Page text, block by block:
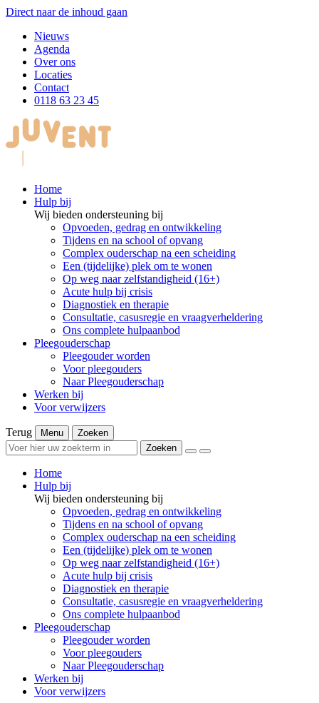
Direct naar de inhoud gaan
Nieuws
Agenda
Over ons
Locaties
Contact
0118 63 23 45
Home
Hulp bij
Wij bieden ondersteuning bij
Opvoeden, gedrag en ontwikkeling
Tijdens en na school of opvang
Complex ouderschap na een scheiding
Een (tijdelijke) plek om te wonen
Op weg naar zelfstandigheid (16+)
Acute hulp bij crisis
Diagnostiek en therapie
Consultatie, casusregie en vraagverheldering
Ons complete hulpaanbod
Pleegouderschap
Pleegouder worden
Voor pleegouders
Naar Pleegouderschap
Werken bij
Voor verwijzers
Terug Menu
Zoeken
Zoeken
Home
Hulp bij
Wij bieden ondersteuning bij
Opvoeden, gedrag en ontwikkeling
Tijdens en na school of opvang
Complex ouderschap na een scheiding
Een (tijdelijke) plek om te wonen
Op weg naar zelfstandigheid (16+)
Acute hulp bij crisis
Diagnostiek en therapie
Consultatie, casusregie en vraagverheldering
Ons complete hulpaanbod
Pleegouderschap
Pleegouder worden
Voor pleegouders
Naar Pleegouderschap
Werken bij
Voor verwijzers